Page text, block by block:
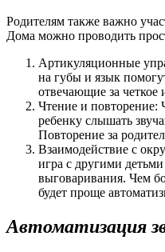
Родителям также важно
Дома можно проводить
Артикуляционные
на губы и язык
отвечающие за четкое
Чтение и повторение:
ребенку слышать
Повторение за
Взаимодействие с
игра с другими
выговаривания. Чем
будет проще
Автоматизация